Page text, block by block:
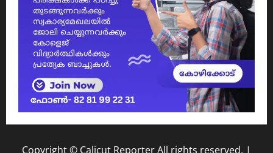
Copyright © Calicut Reporter All rights reserved. |